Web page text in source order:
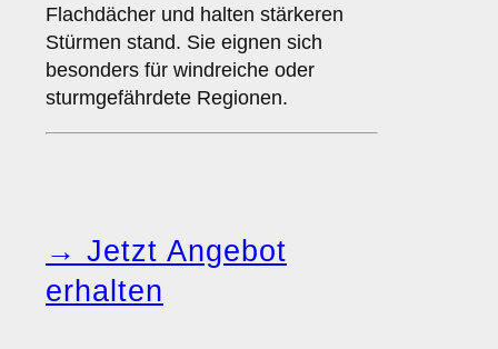
Flachdächer und halten stärkeren
Stürmen stand. Sie eignen sich
besonders für windreiche oder
sturmgefährdete Regionen.
→ Jetzt Angebot
erhalten